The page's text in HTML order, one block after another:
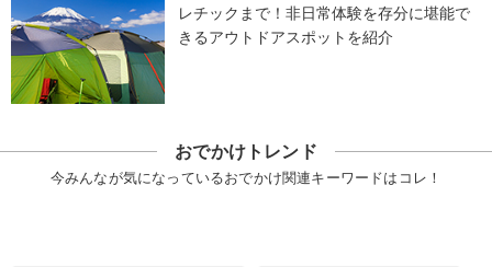
レチックまで！非日常体験を存分に堪能で
きるアウトドアスポットを紹介
おでかけトレンド
今みんなが気になっているおでかけ関連キーワードはコレ！